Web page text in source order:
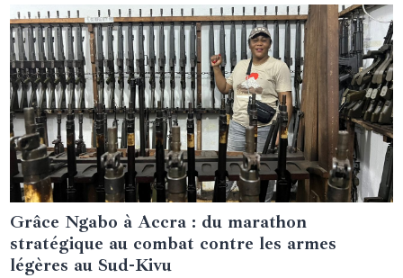
15 novembre 2024
Grâce Ngabo à Accra : du marathon
stratégique au combat contre les armes
légères au Sud-Kivu